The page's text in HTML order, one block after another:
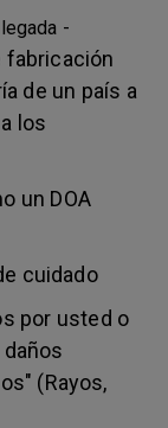
-
fabricación
de un país a
los
un DOA
cuidado
por usted o
(Rayos,